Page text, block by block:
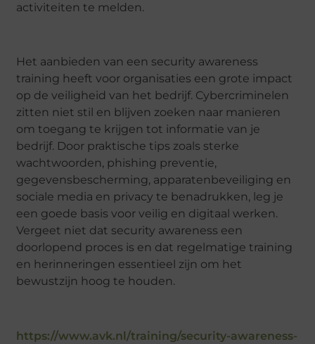
activiteiten te melden.
Het aanbieden van een security awareness
training heeft voor organisaties een grote impact
op de veiligheid van het bedrijf. Cybercriminelen
zitten niet stil en blijven zoeken naar manieren
om toegang te krijgen tot informatie van je
bedrijf. Door praktische tips zoals sterke
wachtwoorden, phishing preventie,
gegevensbescherming, apparatenbeveiliging en
sociale media en privacy te benadrukken, leg je
een goede basis voor veilig en digitaal werken.
Vergeet niet dat security awareness een
doorlopend proces is en dat regelmatige training
en herinneringen essentieel zijn om het
bewustzijn hoog te houden.
https://www.avk.nl/training/security-awareness-